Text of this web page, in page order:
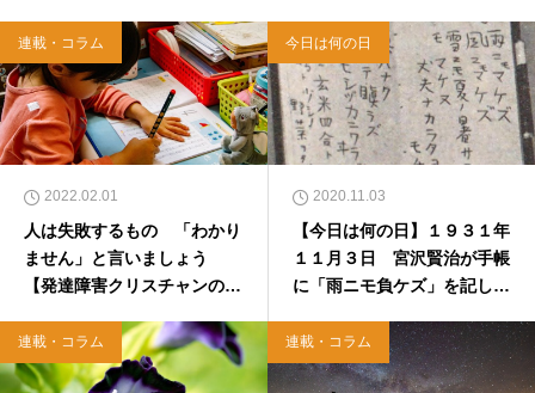
連載・コラム
2022.02.01
人は失敗するもの 「わかり
ません」と言いましょう
【発達障害クリスチャンのつ
今日は何の日
2020.11.03
【今日は何の日】１９３１年
１１月３日 宮沢賢治が手帳
に「雨ニモ負ケズ」を記した
連載・コラム 連載・コラム